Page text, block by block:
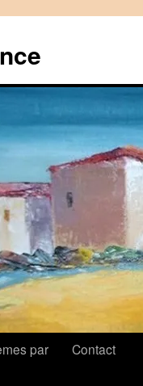
par
Contact